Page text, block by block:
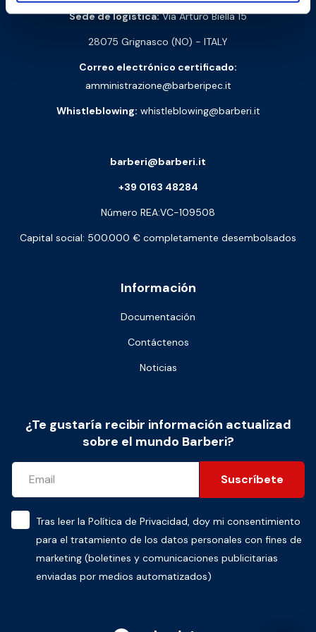
Sede de logística:Via Arturo Biella 15
28075 Grignasco (NO) - ITALY
Correo electrónico certificado:
amministrazione@barberipec.it
Whistleblowing: whistleblowing@barberi.it
Información
Documentación
Contáctenos
Noticias
barberi@barberi.it
+39 0163 48284
Número REA:VC-109508
Capital social: 500.000 € completamente desembolsados
¿Te gustaría recibir información actualizad
sobre el mundo Barberi?
Suscríbete
Tras leer la Política de Privacidad, doy mi consentimiento
para el tratamiento de los datos personales con fines de
marketing (boletines y comunicaciones publicitarias
enviadas por medios automatizados)